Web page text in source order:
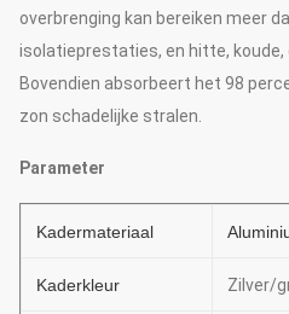
overbrenging kan bereiken meer
isolatieprestaties, en hitte, koude,
Bovendien absorbeert het 98
zon schadelijke stralen.
Parameter
Kadermateriaal
Kaderkleur Zilver/